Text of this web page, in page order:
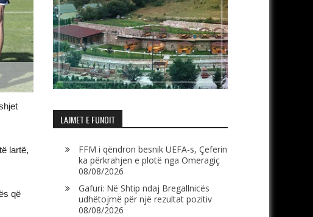
lartë,
që
LAJMET E FUNDIT
FFM i qëndron besnik UEFA-s, Çeferin
ka përkrahjen e plotë nga Omeragiç
08/08/2026
Gafuri: Në Shtip ndaj Bregallnicës
udhëtojmë për një rezultat pozitiv
08/08/2026